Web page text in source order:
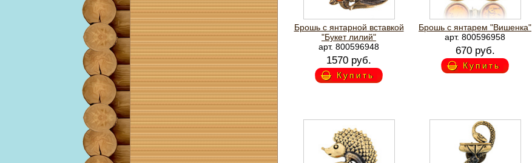
Брошь с янтарной вставкой
"Букет лилий"
арт. 800596948
1570 руб.
Купить
Брошь с янтарем "Вишенка"
арт. 800596958
670 руб.
Купить